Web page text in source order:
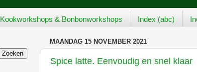
Kookworkshops & Bonbonworkshops Index (abc)
MAANDAG 15 NOVEMBER 2021
Spice latte. Eenvoudig en snel klaar